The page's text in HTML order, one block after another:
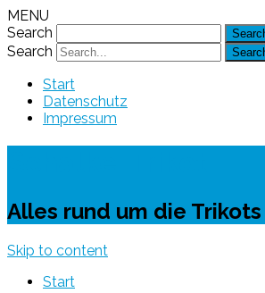
MENU
Search
Search
Start
Datenschutz
Impressum
Alles rund um die
Skip to content
Start